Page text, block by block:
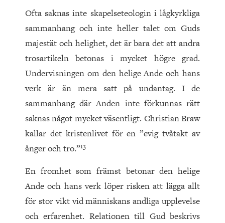
Ofta saknas inte skapelseteologin i lågkyrkliga
sammanhang och inte heller talet om Guds
majestät och helighet, det är bara det att andra
trosartikeln betonas i mycket högre grad.
Undervisningen om den helige Ande och hans
verk är än mera satt på undantag. I de
sammanhang där Anden inte förkunnas rätt
saknas något mycket väsentligt. Christian Braw
kallar det kristenlivet för en ”evig tvåtakt av
ånger och tro.”13
En fromhet som främst betonar den helige
Ande och hans verk löper risken att lägga allt
för stor vikt vid människans andliga upplevelse
och erfarenhet. Relationen till Gud beskrivs